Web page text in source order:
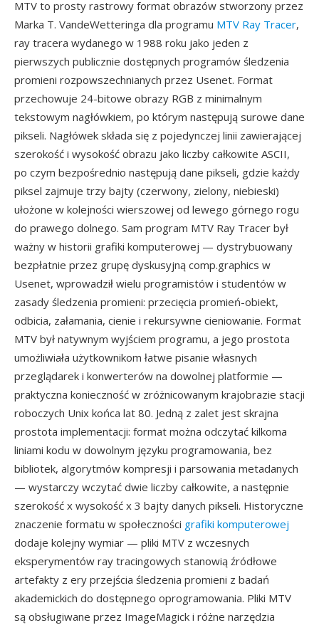
MTV to prosty rastrowy format obrazów stworzony przez
Marka T. VandeWetteringa dla programu MTV Ray Tracer,
ray tracera wydanego w 1988 roku jako jeden z
pierwszych publicznie dostępnych programów śledzenia
promieni rozpowszechnianych przez Usenet. Format
przechowuje 24-bitowe obrazy RGB z minimalnym
tekstowym nagłówkiem, po którym następują surowe dane
pikseli. Nagłówek składa się z pojedynczej linii zawierającej
szerokość i wysokość obrazu jako liczby całkowite ASCII,
po czym bezpośrednio następują dane pikseli, gdzie każdy
piksel zajmuje trzy bajty (czerwony, zielony, niebieski)
ułożone w kolejności wierszowej od lewego górnego rogu
do prawego dolnego. Sam program MTV Ray Tracer był
ważny w historii grafiki komputerowej — dystrybuowany
bezpłatnie przez grupę dyskusyjną comp.graphics w
Usenet, wprowadził wielu programistów i studentów w
zasady śledzenia promieni: przecięcia promień-obiekt,
odbicia, załamania, cienie i rekursywne cieniowanie. Format
MTV był natywnym wyjściem programu, a jego prostota
umożliwiała użytkownikom łatwe pisanie własnych
przeglądarek i konwerterów na dowolnej platformie —
praktyczna konieczność w zróżnicowanym krajobrazie stacji
roboczych Unix końca lat 80. Jedną z zalet jest skrajna
prostota implementacji: format można odczytać kilkoma
liniami kodu w dowolnym języku programowania, bez
bibliotek, algorytmów kompresji i parsowania metadanych
— wystarczy wczytać dwie liczby całkowite, a następnie
szerokość x wysokość x 3 bajty danych pikseli. Historyczne
znaczenie formatu w społeczności grafiki komputerowej
dodaje kolejny wymiar — pliki MTV z wczesnych
eksperymentów ray tracingowych stanowią źródłowe
artefakty z ery przejścia śledzenia promieni z badań
akademickich do dostępnego oprogramowania. Pliki MTV
są obsługiwane przez ImageMagick i różne narzędzia